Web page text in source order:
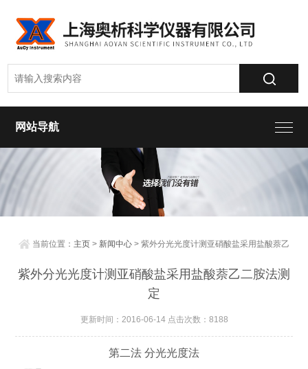
网站导航
当前位置： 主页 > 新闻中心 > 紫外分光光度计测亚硝酸盐采用盐酸萘乙
二胺法测定
紫外分光光度计测亚硝酸盐采用盐酸萘乙二胺法测
定
更新时间：2016-06-14 点击次数：8188
第二法 分光光度法